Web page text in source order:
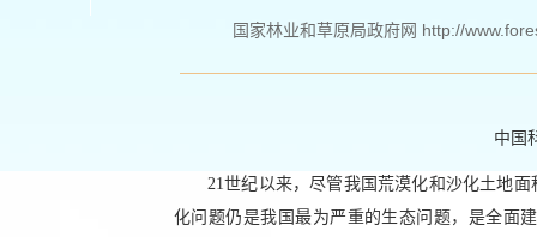
国家林业和草原局政府网 http://
中国
21世纪以来，尽管我国荒漠化和沙化土地
化问题仍是我国最为严重的生态问题，是全面